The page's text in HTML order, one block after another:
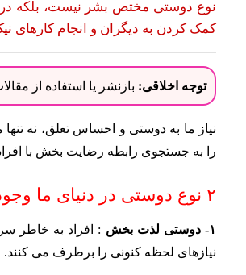
نوع دوستی مختص بشر نیست، بلکه
کمک کردن به دیگران و انجام کارهای
توجه اخلاقی: بازنشر یا استفاده از
نیاز ما به دوستی و احساس تعلق، نه
را به جستجوی رابطه رضایت بخش با
۲ نوع دوستی در دنیای ما وجود دارد:
۱- دوستی لذت بخش
: افراد به خاطر
نیازهای لحظه کنونی را برطرف می کنند.